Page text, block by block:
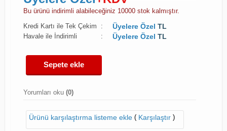
Bu ürünü indirimli alabileceğiniz 10000 stok kalmıştır.
Kredi Kartı ile Tek Çekim
: Üyelere Özel TL
Havale ile İndirimli : Üyelere Özel TL
Sepete ekle
Yorumları oku (0)
Ürünü karşılaştırma listeme ekle( Karşılaştır)